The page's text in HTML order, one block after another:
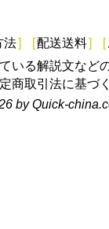
法] [配送送料] [
いる解説文など
商取引法に基づ
by Quick-